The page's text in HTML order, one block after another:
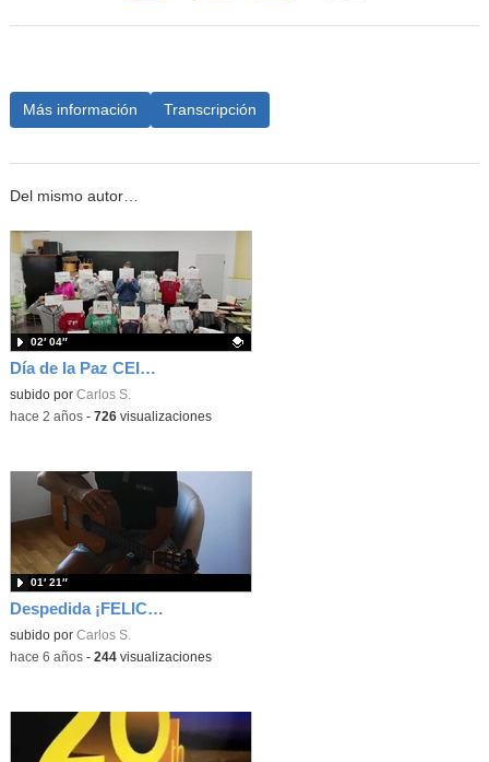
Más información Transcripción
Del mismo autor…
Día de la Paz CEIP CLAUDIO VÁZQUEZ
Contenido educativo.
subido por Carlos S.
02′ 04″
-hace 2 años- 726visualizaciones
Despedida ¡FELICES VACACIONES!
subido por Carlos S.
01′ 21″
-hace 6 años- 244visualizaciones